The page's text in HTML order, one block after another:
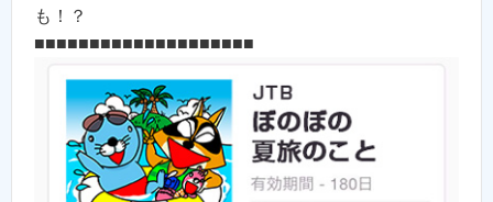
も！？
■■■■■■■■■■■■■■■■■■■■